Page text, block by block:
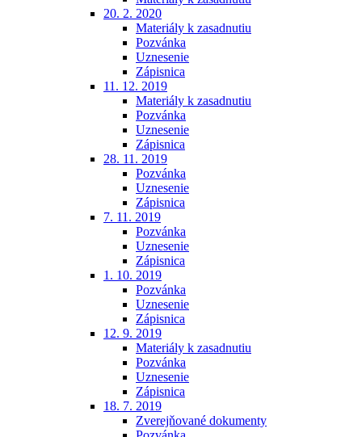
20. 2. 2020
Materiály k zasadnutiu
Pozvánka
Uznesenie
Zápisnica
11. 12. 2019
Materiály k zasadnutiu
Pozvánka
Uznesenie
Zápisnica
28. 11. 2019
Pozvánka
Uznesenie
Zápisnica
7. 11. 2019
Pozvánka
Uznesenie
Zápisnica
1. 10. 2019
Pozvánka
Uznesenie
Zápisnica
12. 9. 2019
Materiály k zasadnutiu
Pozvánka
Uznesenie
Zápisnica
18. 7. 2019
Zverejňované dokumenty